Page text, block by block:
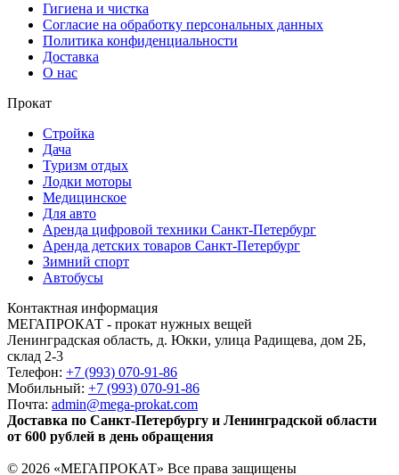
Гигиена и чистка
Согласие на обработку персональных данных
Политика конфиденциальности
Доставка
О нас
Прокат
Стройка
Дача
Туризм отдых
Лодки моторы
Медицинское
Для авто
Аренда цифровой техники Санкт-Петербург
Аренда детских товаров Санкт-Петербург
Зимний спорт
Автобусы
Контактная информация
МЕГАПРОКАТ - прокат нужных вещей
Ленинградская область, д. Юкки, улица Радищева, дом 2Б,
склад 2-3
Телефон: +7 (993) 070-91-86
Мобильный: +7 (993) 070-91-86
Почта: admin@mega-prokat.com
Доставка по Санкт-Петербургу и Ленинградской области
от 600 рублей в день обращения
© 2026 «МЕГАПРОКАТ» Все права защищены